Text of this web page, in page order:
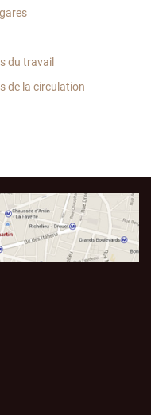
du travail
de la circulation